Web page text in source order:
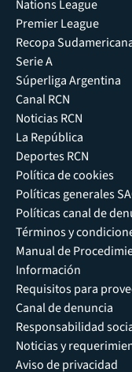
Nations League
Premier League
Recopa
Serie A
Súperliga Argentina
Canal RCN
Noticias RCN
La República
Deportes RCN
Política de cookies
Políticas generales
Políticas canal de
Términos y
Manual de
Información
Requisitos para
Canal de denuncia
Responsabilidad
Noticias y
Aviso de privacidad